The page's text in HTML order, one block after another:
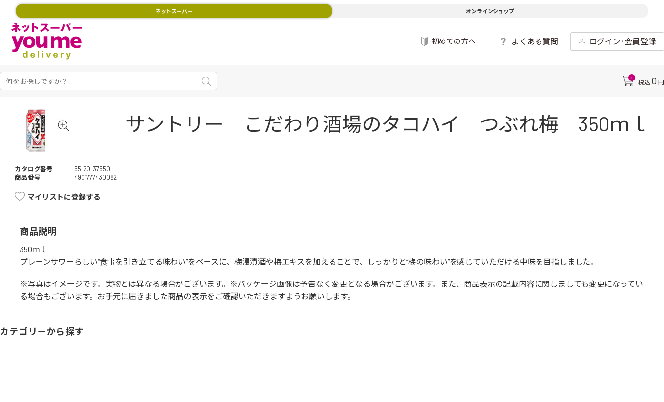
ネットスーパー オンラインショップ
初めての方へ よくある質問 ログイン･会員登録
0
税込 0 円
サントリー こだわり酒場のタコハイ つぶれ梅 350ｍｌ
カタログ番号
55-20-37550
商品番号
4901777430082
マイリストに登録する
商品説明
350ｍｌ
プレーンサワーらしい“食事を引き立てる味わい”をベースに、梅浸漬酒や梅エキスを加えることで、しっかりと“梅の味わい”を感じていただける中味を目指しました。
※写真はイメージです。実物とは異なる場合がございます。※パッケージ画像は予告なく変更となる場合がございます。また、商品表示の記載内容に関しましても変更になってい
る場合もございます。お手元に届きました商品の表示をご確認いただきますようお願いします。
カテゴリーから探す